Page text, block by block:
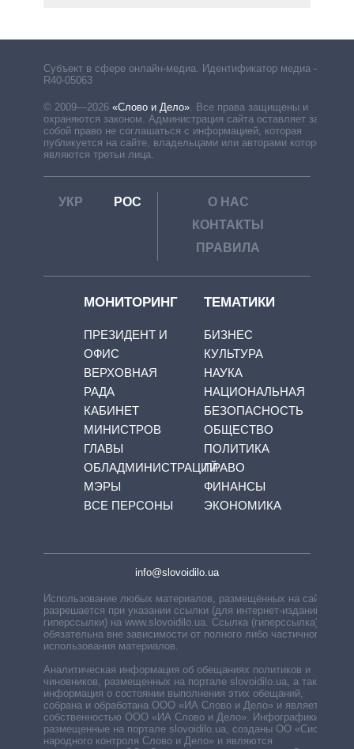
Субъект в сфере онлайн-медиа. Идентификатор медиа –
R40-05063
© 2009—2026 «Слово и Дело». Все права защищены и
охраняются законом. Администрация сайта оставляет за
собой право не соглашаться с информацией, которая
публикуется на сайте, владельцами или авторами которой
являются третьи лица.
УКР РОС
О НАС
КОНТАКТЫ
ПРАВИЛА
МОНИТОРИНГ
ПРЕЗИДЕНТ И
ОФИС
ВЕРХОВНАЯ
РАДА
КАБИНЕТ
МИНИСТРОВ
ГЛАВЫ
ОБЛАДМИНИСТРАЦИЙ
МЭРЫ
ВСЕ ПЕРСОНЫ
ТЕМАТИКИ
БИЗНЕС
КУЛЬТУРА
НАУКА
НАЦИОНАЛЬНАЯ
БЕЗОПАСНОСТЬ
ОБЩЕСТВО
ПОЛИТИКА
ПРАВО
ФИНАНСЫ
ЭКОНОМИКА
info@slovoidilo.ua
Использование любых материалов, размещённых на сайте,
разрешается при указании ссылки (для интернет-изданий —
гиперссылки) на www.slovoidilo.ua. Ссылка (гиперссылка)
обязательна вне зависимости от полного либо частичного
использования материалов.
Аналитическая информация об обещаниях политиков и
чиновников, размещенных на портале slovoidilo.ua, а также
информация о состоянии выполнения этих обещаний,
собрана и обработана ООО «ИА Слово и Дело» и является
собственностью ООО «ИА Слово и Дело». Инфографики,
размещенные на портале slovoidilo.ua, созданы ОО «Система
народного контроля Слово и Дело» и являются